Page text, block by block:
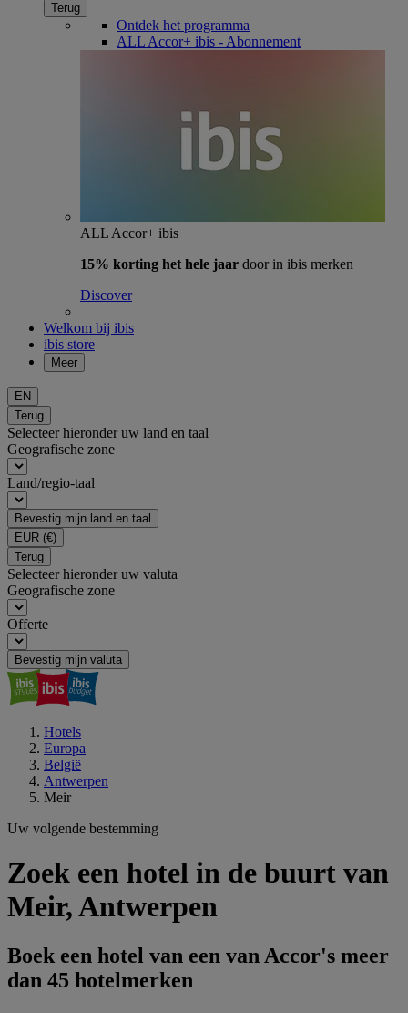
Terug
Ontdek het programma
ALL Accor+ ibis - Abonnement
ALL Accor+ ibis
15% korting het hele jaar door in ibis merken
Discover
Welkom bij ibis
ibis store
Meer
EN
Terug
Selecteer hieronder uw land en taal
Geografische zone
Land/regio-taal
Bevestig mijn land en taal
EUR (€)
Terug
Selecteer hieronder uw valuta
Geografische zone
Offerte
Bevestig mijn valuta
Hotels
Europa
België
Antwerpen
Meir
Uw volgende bestemming
Zoek een hotel in de buurt van
Meir, Antwerpen
Boek een hotel van een van Accor's meer
dan 45 hotelmerken